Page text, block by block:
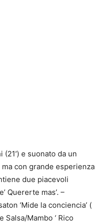
e suonato da un
con grande esperienza
due piacevoli
Quererte mas’. –
‘Mide la conciencia’ (
Salsa/Mambo ‘ Rico